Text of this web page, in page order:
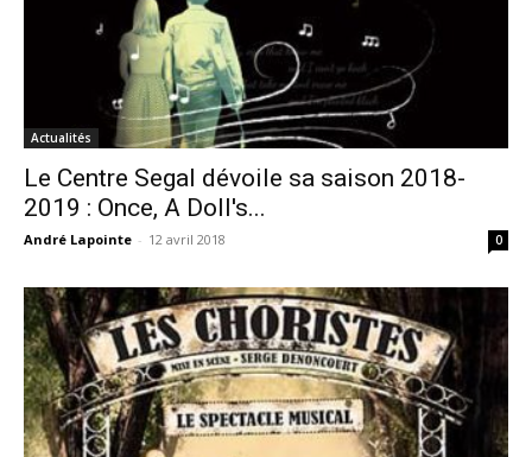
Actualités
Le Centre Segal dévoile sa saison 2018-
2019 : Once, A Doll's...
André Lapointe - 12 avril 2018 0